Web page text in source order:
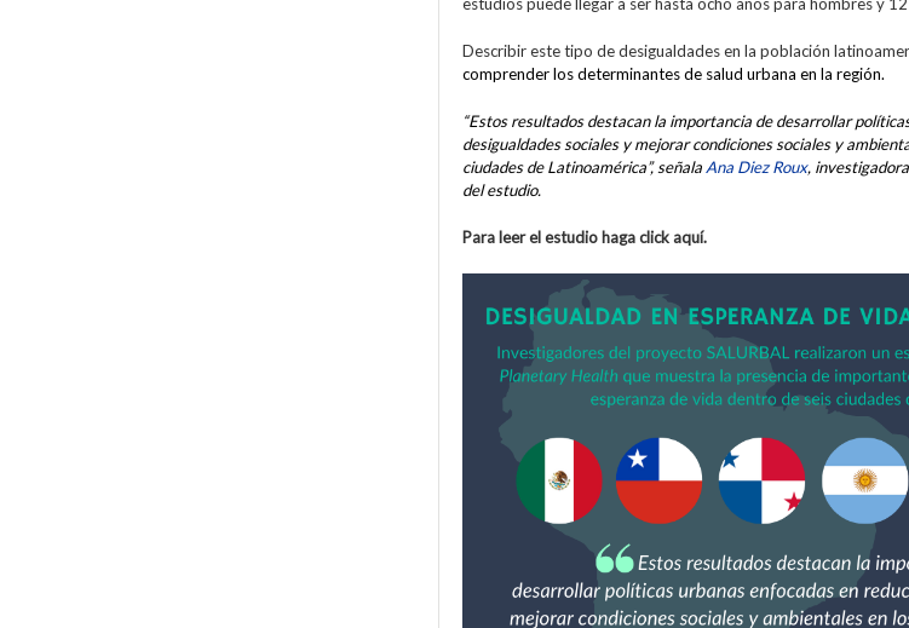
Describir este tipo de desigualdades en la población
comprender los determinantes de salud urbana en la región.
“Estos resultados destacan la importancia de desarrollar
desigualdades sociales y mejorar condiciones sociales y
ciudades de Latinoamérica”, señala Ana Diez Roux,
del estudio.
Para leer el estudio haga click aquí.